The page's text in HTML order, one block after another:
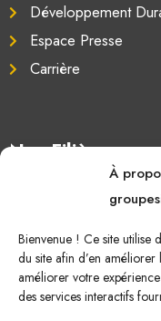
À
Bienvenue ! Ce site utilise
du site afin d’en améliorer
améliorer votre
des services interactifs
Développement
Espace Presse
Carrière
Nos Filières
Sucre de canne
Energie